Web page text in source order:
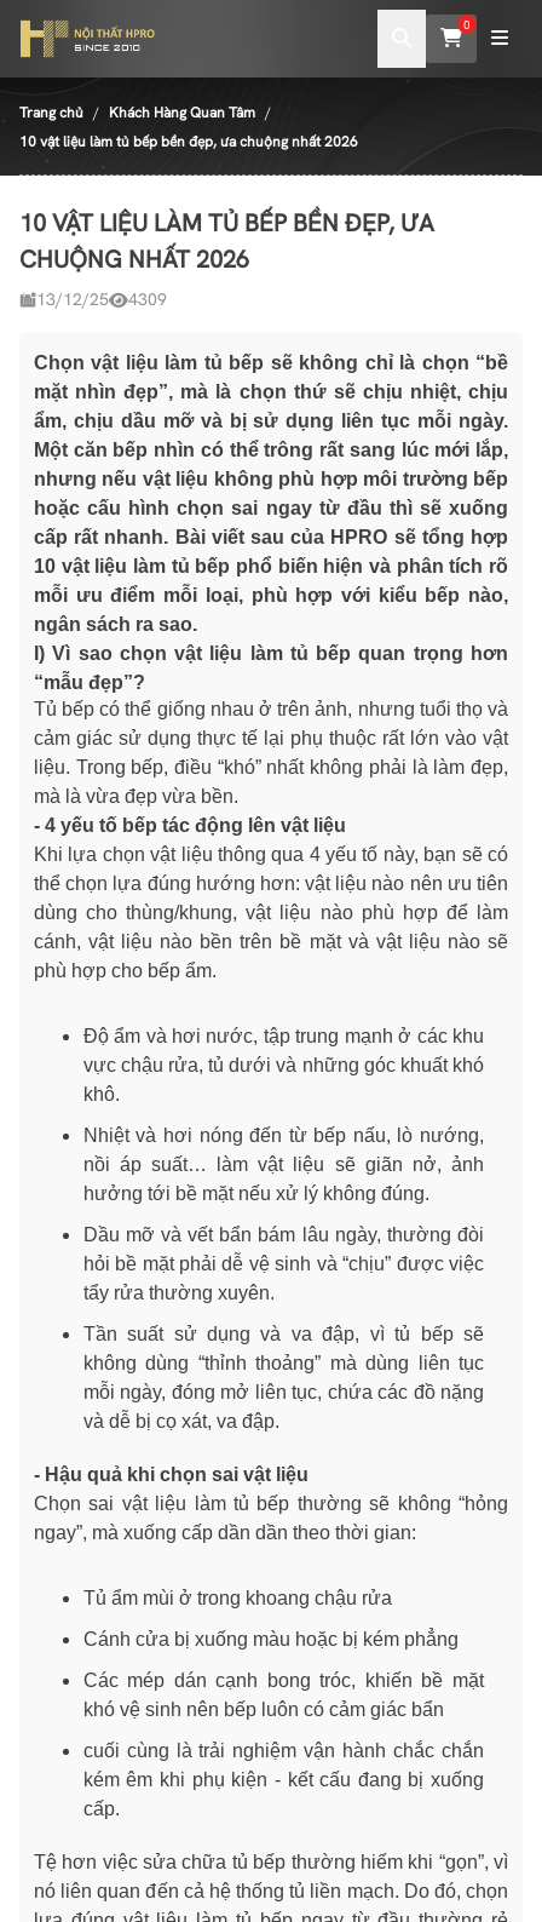
0
Trang chủ
Khách Hàng Quan Tâm
10 vật liệu làm tủ bếp bền đẹp, ưa chuộng nhất 2026
10 VẬT LIỆU LÀM TỦ BẾP BỀN ĐẸP, ƯA
CHUỘNG NHẤT 2026
13/12/25 4309
Chọn vật liệu làm tủ bếp sẽ không chỉ là chọn “bề
mặt nhìn đẹp”, mà là chọn thứ sẽ chịu nhiệt, chịu
ẩm, chịu dầu mỡ và bị sử dụng liên tục mỗi ngày.
Một căn bếp nhìn có thể trông rất sang lúc mới lắp,
nhưng nếu vật liệu không phù hợp môi trường bếp
hoặc cấu hình chọn sai ngay từ đầu thì sẽ xuống
cấp rất nhanh. Bài viết sau của HPRO sẽ tổng hợp
10 vật liệu làm tủ bếp phổ biến hiện và phân tích rõ
mỗi ưu điểm mỗi loại, phù hợp với kiểu bếp nào,
ngân sách ra sao.
I) Vì sao chọn vật liệu làm tủ bếp quan trọng hơn
“mẫu đẹp”?
Tủ bếp có thể giống nhau ở trên ảnh, nhưng tuổi thọ và
cảm giác sử dụng thực tế lại phụ thuộc rất lớn vào vật
liệu. Trong bếp, điều “khó” nhất không phải là làm đẹp,
mà là vừa đẹp vừa bền.
- 4 yếu tố bếp tác động lên vật liệu
Khi lựa chọn vật liệu thông qua 4 yếu tố này, bạn sẽ có
thể chọn lựa đúng hướng hơn: vật liệu nào nên ưu tiên
dùng cho thùng/khung, vật liệu nào phù hợp để làm
cánh, vật liệu nào bền trên bề mặt và vật liệu nào sẽ
phù hợp cho bếp ẩm.
Độ ẩm và hơi nước, tập trung mạnh ở các khu
vực chậu rửa, tủ dưới và những góc khuất khó
khô.
Nhiệt và hơi nóng đến từ bếp nấu, lò nướng,
nồi áp suất… làm vật liệu sẽ giãn nở, ảnh
hưởng tới bề mặt nếu xử lý không đúng.
Dầu mỡ và vết bẩn bám lâu ngày, thường đòi
hỏi bề mặt phải dễ vệ sinh và “chịu” được việc
tẩy rửa thường xuyên.
Tần suất sử dụng và va đập, vì tủ bếp sẽ
không dùng “thỉnh thoảng” mà dùng liên tục
mỗi ngày, đóng mở liên tục, chứa các đồ nặng
và dễ bị cọ xát, va đập.
- Hậu quả khi chọn sai vật liệu
Chọn sai vật liệu làm tủ bếp thường sẽ không “hỏng
ngay”, mà xuống cấp dần dần theo thời gian:
Tủ ẩm mùi ở trong khoang chậu rửa
Cánh cửa bị xuống màu hoặc bị kém phẳng
Các mép dán cạnh bong tróc, khiến bề mặt
khó vệ sinh nên bếp luôn có cảm giác bẩn
cuối cùng là trải nghiệm vận hành chắc chắn
kém êm khi phụ kiện - kết cấu đang bị xuống
cấp.
Tệ hơn việc sửa chữa tủ bếp thường hiếm khi “gọn”, vì
nó liên quan đến cả hệ thống tủ liền mạch. Do đó, chọn